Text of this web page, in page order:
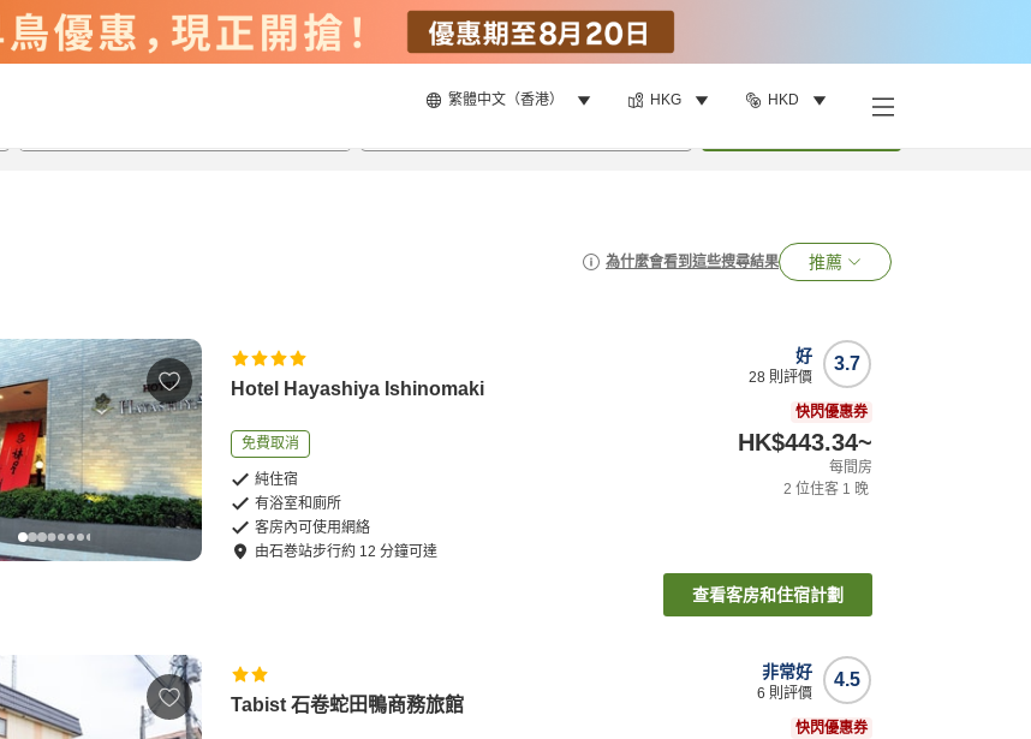
繁體中文（香港） HKG HKD
為什麼會看到這些搜尋結果 推薦
Hotel Hayashiya Ishinomaki
免費取消
純住宿
有浴室和廁所
客房內可使用網絡
由石巻站步行約 12 分鐘可達
3.7
好
28 則評價
快閃優惠券
HK$443.34~
每間房
2 位住客 1 晚
查看客房和住宿計劃
Tabist 石卷蛇田鴨商務旅館
4.5
非常好
6 則評價
快閃優惠券